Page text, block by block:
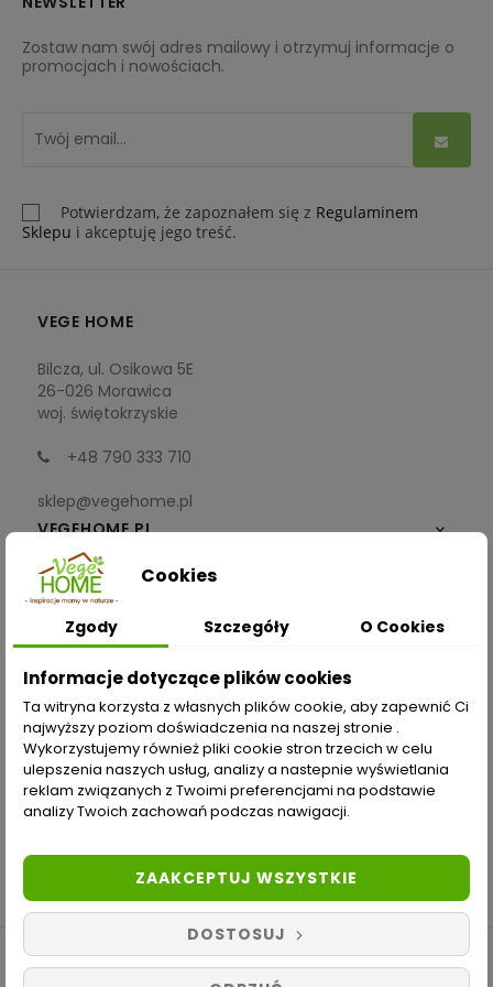
Zostaw nam swój adres mailowy i otrzymuj informacje o
promocjach i nowościach.
Potwierdzam, że zapoznałem się z Regulaminem
Sklepu i akceptuję jego treść.
VEGE HOME
Bilcza, ul. Osikowa 5E
26-026 Morawica
woj. świętokrzyskie
+48 790 333 710
sklep@vegehome.pl
VEGEHOME.PL

INFORMACJE
ZAKUPY
Moje konto
Opcje dostawy
Metody płatności
Cookies
Zgody Szczegóły O Cookies
Informacje dotyczące plików cookies
Ta witryna korzysta z własnych plików cookie, aby zapewnić Ci
najwyższy poziom doświadczenia na naszej stronie .
Wykorzystujemy również pliki cookie stron trzecich w celu
ulepszenia naszych usług, analizy a nastepnie wyświetlania
reklam związanych z Twoimi preferencjami na podstawie
analizy Twoich zachowań podczas nawigacji.
DOSTOSUJ
ZAAKCEPTUJ WSZYSTKIE
Odstąp od umowy tutaj
Copyright © 2019-2021 Vegehome.pl. Wszelkie